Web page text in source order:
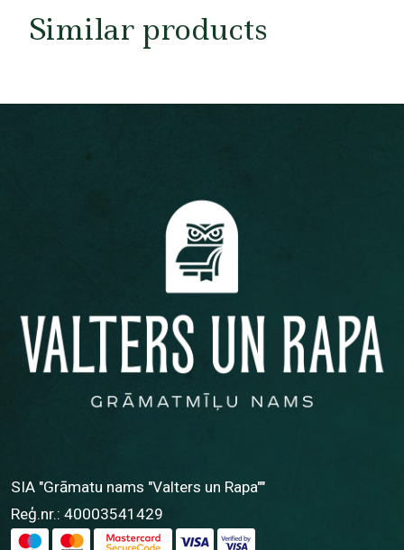
Similar products
SIA "Grāmatu nams "Valters un Rapa""
Reģ.nr.: 40003541429